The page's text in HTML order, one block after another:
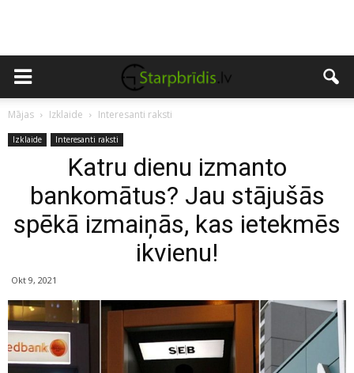
Mājas Izklaide Interesanti raksti
Izklaide Interesanti raksti
Katru dienu izmanto
bankomātus? Jau stājušās
spēkā izmaiņās, kas ietekmēs
ikvienu!
Okt 9, 2021